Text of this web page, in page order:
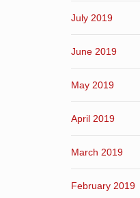
July 2019
June 2019
May 2019
April 2019
March 2019
February 2019